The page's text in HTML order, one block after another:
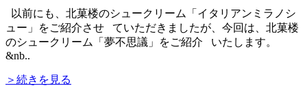
以前にも、北菓楼のシュークリーム「イタリアンミラノシ
ュー」をご紹介させ ていただきましたが、今回は、北菓楼
のシュークリーム「夢不思議」をご紹介 いたします。
&nb..
＞続きを見る